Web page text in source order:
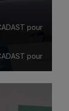
pour
pour